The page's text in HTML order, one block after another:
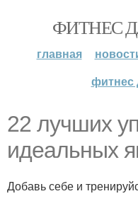
ФИТНЕС
главная
фитнес
22 лучших
идеальных
Добавь себе и